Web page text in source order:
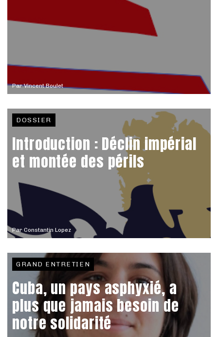
ParVincent Boulet
Par Constantin Lopez
DOSSIER
Introduction : Déclin impérial
et montée des périls
GRAND ENTRETIEN
Cuba, un pays asphyxié, a
plus que jamais besoin de
notre solidarité